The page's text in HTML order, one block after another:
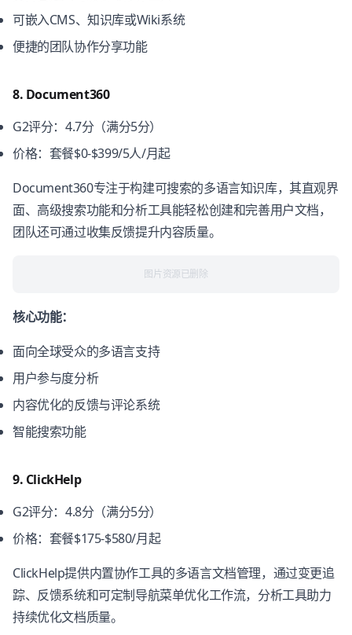
可嵌入CMS、知识库或Wiki系统
便捷的团队协作分享功能
8. Document360
G2评分：4.7分（满分5分）
价格：套餐$0-$399/5人/月起
Document360专注于构建可搜索的多语言知识库，其直观界
面、高级搜索功能和分析工具能轻松创建和完善用户文档，
团队还可通过收集反馈提升内容质量。
图片资源已删除
核心功能：
面向全球受众的多语言支持
用户参与度分析
内容优化的反馈与评论系统
智能搜索功能
9. ClickHelp
G2评分：4.8分（满分5分）
价格：套餐$175-$580/月起
ClickHelp提供内置协作工具的多语言文档管理，通过变更追
踪、反馈系统和可定制导航菜单优化工作流，分析工具助力
持续优化文档质量。